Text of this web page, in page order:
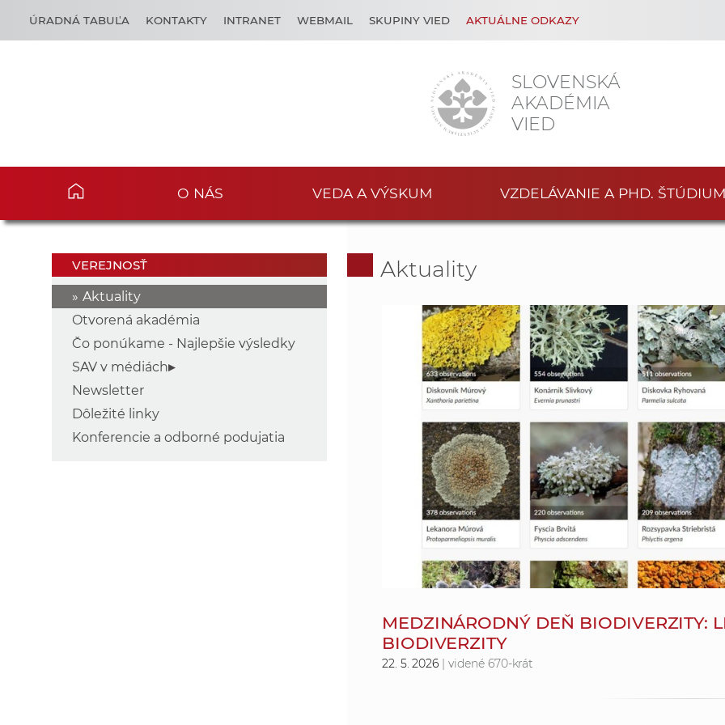
SLOVENSKÁ
AKADÉMIA
VIED
ÚRADNÁ TABUĽA KONTAKTY INTRANET WEBMAIL SKUPINY VIED AKTUÁLNE ODKAZY
O NÁS VEDA A VÝSKUM VZDELÁVANIE A PHD. ŠTÚDIUM
VEREJNOSŤ
Aktuality
Otvorená akadémia
Čo ponúkame - Najlepšie výsledky
SAV v médiách
Newsletter
Dôležité linky
Konferencie a odborné podujatia
Aktuality
MEDZINÁRODNÝ DEŇ BIODIVERZITY:
BIODIVERZITY
22. 5. 2026 | videné 670-krát